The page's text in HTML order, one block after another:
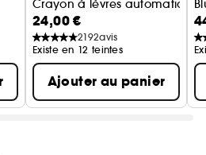
interrogées affirment que ce
Crayon à lèvres automatique
24,00 €
2192avis
Existe en 12 teintes
Ajouter au panier